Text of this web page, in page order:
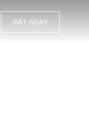
ĐẶT NGAY